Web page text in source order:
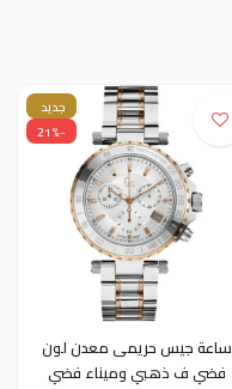
جديد
-21%
ساعة جيس حريمى معدن لون
فضي ف ذهبي وميناء فضي